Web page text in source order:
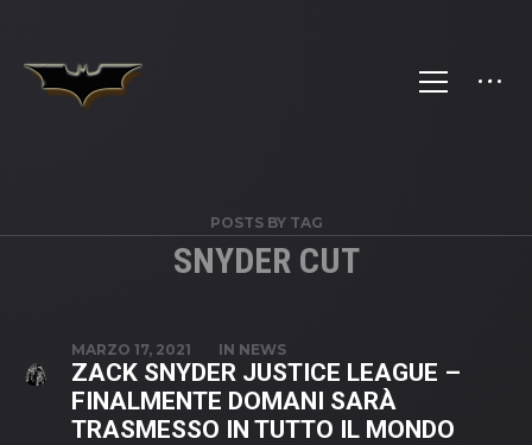
POSTS BY TAG
SNYDER CUT
MARZO 17, 2021 IN NEWS
ZACK SNYDER JUSTICE LEAGUE –
FINALMENTE DOMANI SARÀ
TRASMESSO IN TUTTO IL MONDO